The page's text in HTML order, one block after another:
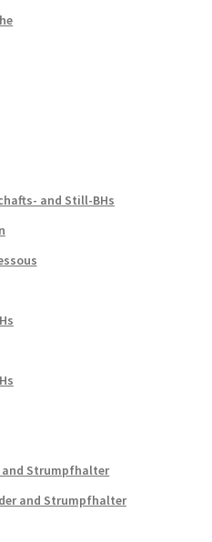
and Still-BHs
Strumpfhalter
and Strumpfhalter